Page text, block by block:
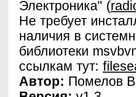
Электроника" (
Не требует
наличия в
библиотеки
ссылкам тут:
Автор: Помелов